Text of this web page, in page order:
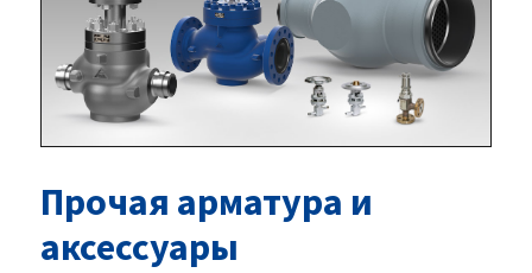
Прочая арматура и
аксессуары